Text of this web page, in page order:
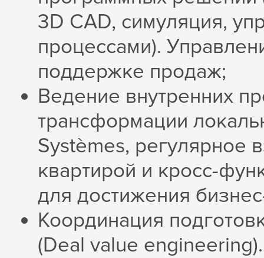
3D CAD, симуляция,
процессами).
поддержке продаж;
Ведение внутренних
трансформации
Systèmes, регулярное
квартирой и кросс-
для достижения
Координация
(Deal value engineering).